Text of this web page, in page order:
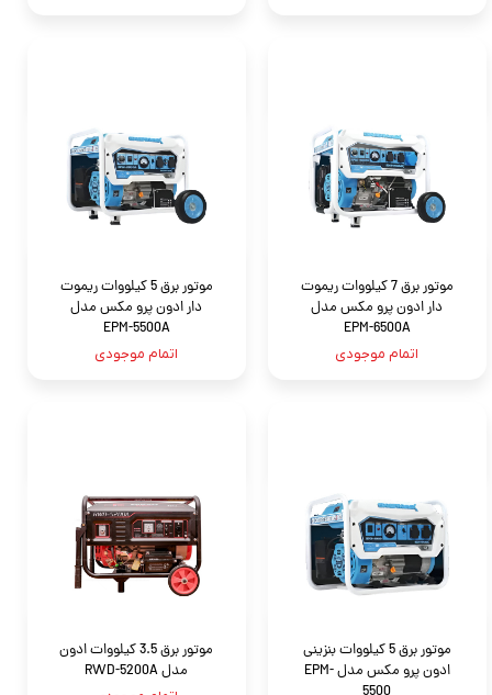
موتور برق 7 کیلووات ریموت
دار ادون پرو مکس مدل
EPM-6500A
اتمام موجودی
موتور برق 5 کیلووات ریموت
دار ادون پرو مکس مدل
EPM-5500A
اتمام موجودی
موتور برق 5 کیلووات بنزینی
ادون پرو مکس مدل EPM-
موتور برق 3.5 کیلووات ادون
مدل RWD-5200A